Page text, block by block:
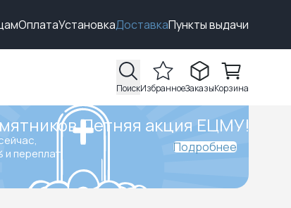
ОплатаУстановкаДоставкаПункты выдачи
ПоискИзбранноеЗаказыКорзина
Летняя акция ЕЦМУ!
переплат.
Подробнее